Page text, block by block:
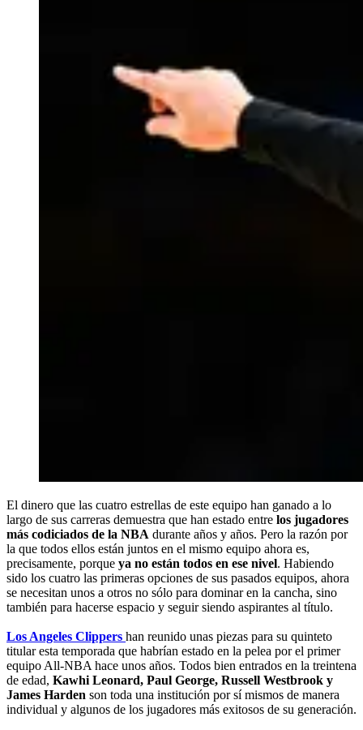
El dinero que las cuatro estrellas de este equipo han ganado a lo
largo de sus carreras demuestra que han estado entre los jugadores
más codiciados de la NBA durante años y años. Pero la razón por
la que todos ellos están juntos en el mismo equipo ahora es,
precisamente, porque ya no están todos en ese nivel. Habiendo
sido los cuatro las primeras opciones de sus pasados equipos, ahora
se necesitan unos a otros no sólo para dominar en la cancha, sino
también para hacerse espacio y seguir siendo aspirantes al título.
Los Angeles Clippers han reunido unas piezas para su quinteto
titular esta temporada que habrían estado en la pelea por el primer
equipo All-NBA hace unos años. Todos bien entrados en la treintena
de edad, Kawhi Leonard, Paul George, Russell Westbrook y
James Harden son toda una institución por sí mismos de manera
individual y algunos de los jugadores más exitosos de su generación.